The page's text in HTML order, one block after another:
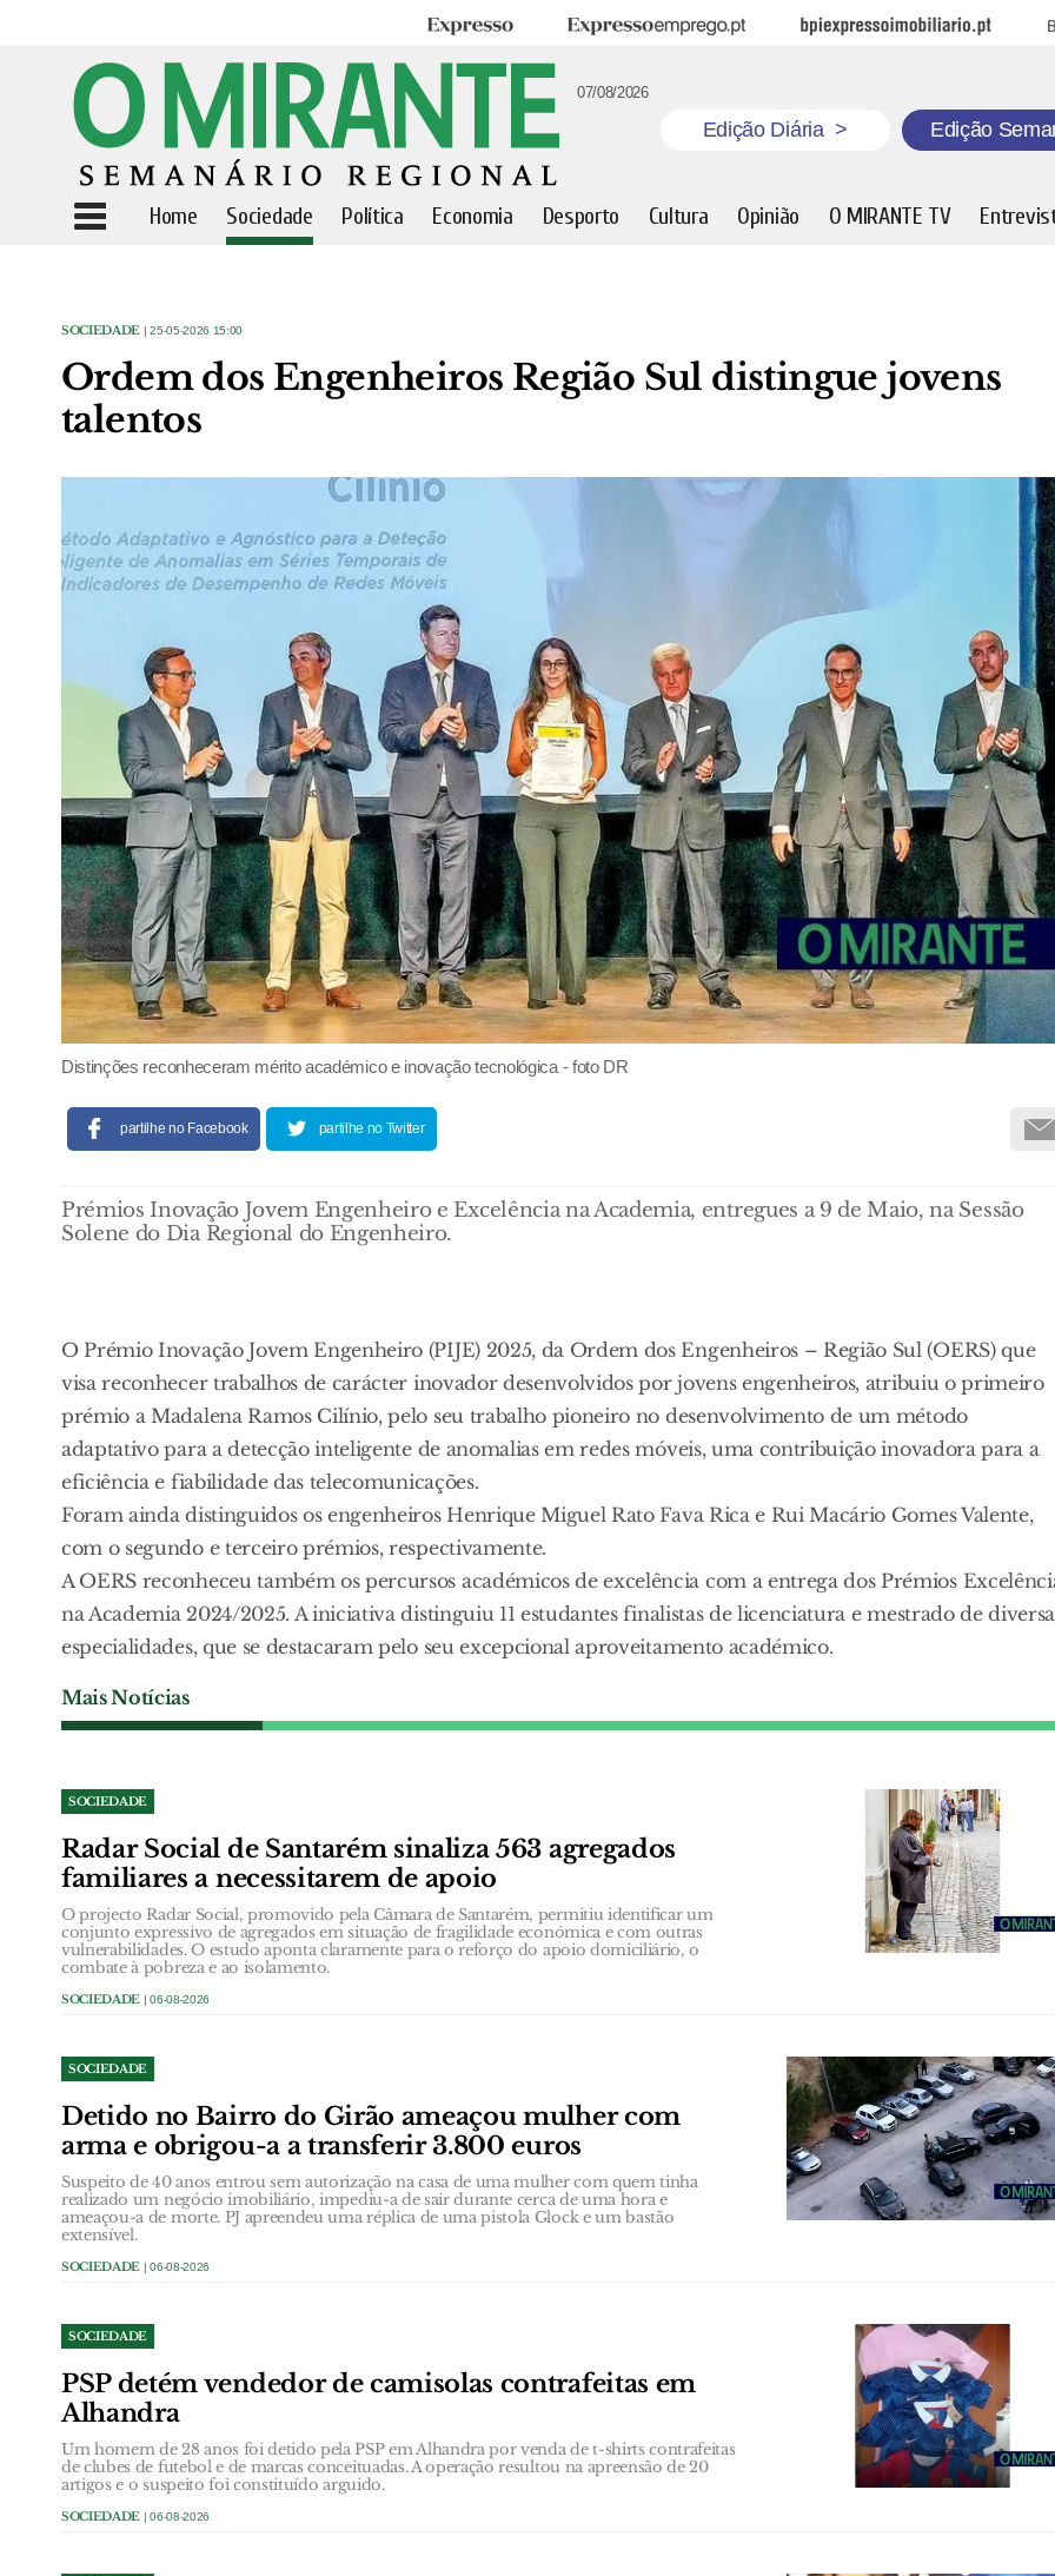
Expresso Expresso Emprego BPI Expresso Imobiliário
07/08/2026
Edição Diária > Edição
Home Sociedade Política Economia Desporto Cultura Opinião O MIRANTE TV
SOCIEDADE | 25-05-2026 15:00
Ordem dos Engenheiros Região Sul distingue jovens
talentos
Distinções reconheceram mérito académico e inovação tecnológica - foto DR
partilhe no Facebook partilhe no Twitter
Prémios Inovação Jovem Engenheiro e Excelência na Academia, entregues a 9 de Maio, na Sessão
Solene do Dia Regional do Engenheiro.
O Prémio Inovação Jovem Engenheiro (PIJE) 2025, da Ordem dos Engenheiros – Região Sul (OERS) que
visa reconhecer trabalhos de carácter inovador desenvolvidos por jovens engenheiros, atribuiu o primeiro
prémio a Madalena Ramos Cilínio, pelo seu trabalho pioneiro no desenvolvimento de um método
adaptativo para a detecção inteligente de anomalias em redes móveis, uma contribuição inovadora para a
eficiência e fiabilidade das telecomunicações.
Foram ainda distinguidos os engenheiros Henrique Miguel Rato Fava Rica e Rui Macário Gomes Valente,
com o segundo e terceiro prémios, respectivamente.
A OERS reconheceu também os percursos académicos de excelência com a entrega dos Prémios
na Academia 2024/2025. A iniciativa distinguiu 11 estudantes finalistas de licenciatura e mestrado de
especialidades, que se destacaram pelo seu excepcional aproveitamento académico.
Mais Notícias
SOCIEDADE
Radar Social de Santarém sinaliza 563 agregados
familiares a necessitarem de apoio
O projecto Radar Social, promovido pela Câmara de Santarém, permitiu identificar um
conjunto expressivo de agregados em situação de fragilidade económica e com outras
vulnerabilidades. O estudo aponta claramente para o reforço do apoio domiciliário, o
combate à pobreza e ao isolamento.
SOCIEDADE | 06-08-2026
SOCIEDADE
Detido no Bairro do Girão ameaçou mulher com
arma e obrigou-a a transferir 3.800 euros
Suspeito de 40 anos entrou sem autorização na casa de uma mulher com quem tinha
realizado um negócio imobiliário, impediu-a de sair durante cerca de uma hora e
ameaçou-a de morte. PJ apreendeu uma réplica de uma pistola Glock e um bastão
extensível.
SOCIEDADE | 06-08-2026
SOCIEDADE
PSP detém vendedor de camisolas contrafeitas em
Alhandra
Um homem de 28 anos foi detido pela PSP em Alhandra por venda de t-shirts contrafeitas
de clubes de futebol e de marcas conceituadas. A operação resultou na apreensão de 20
artigos e o suspeito foi constituído arguido.
SOCIEDADE | 06-08-2026